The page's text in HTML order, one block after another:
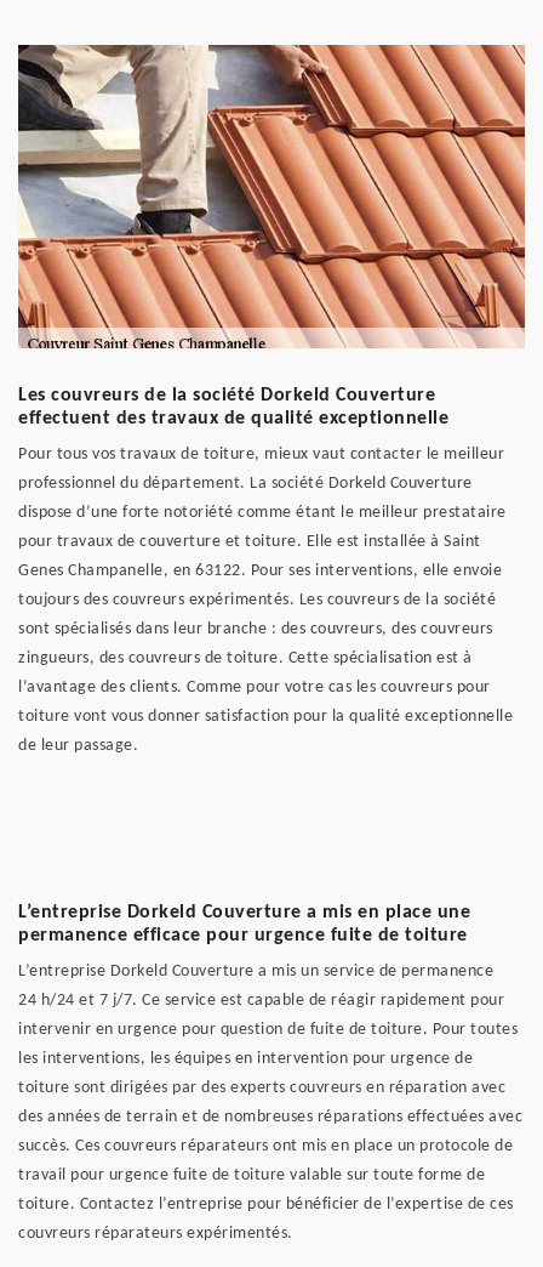
Les couvreurs de la société Dorkeld Couverture
effectuent des travaux de qualité exceptionnelle
Pour tous vos travaux de toiture, mieux vaut contacter le meilleur
professionnel du département. La société Dorkeld Couverture
dispose d’une forte notoriété comme étant le meilleur prestataire
pour travaux de couverture et toiture. Elle est installée à Saint
Genes Champanelle, en 63122. Pour ses interventions, elle envoie
toujours des couvreurs expérimentés. Les couvreurs de la société
sont spécialisés dans leur branche : des couvreurs, des couvreurs
zingueurs, des couvreurs de toiture. Cette spécialisation est à
l’avantage des clients. Comme pour votre cas les couvreurs pour
toiture vont vous donner satisfaction pour la qualité exceptionnelle
de leur passage.
L’entreprise Dorkeld Couverture a mis en place une
permanence efficace pour urgence fuite de toiture
L’entreprise Dorkeld Couverture a mis un service de permanence
24 h/24 et 7 j/7. Ce service est capable de réagir rapidement pour
intervenir en urgence pour question de fuite de toiture. Pour toutes
les interventions, les équipes en intervention pour urgence de
toiture sont dirigées par des experts couvreurs en réparation avec
des années de terrain et de nombreuses réparations effectuées avec
succès. Ces couvreurs réparateurs ont mis en place un protocole de
travail pour urgence fuite de toiture valable sur toute forme de
toiture. Contactez l’entreprise pour bénéficier de l’expertise de ces
couvreurs réparateurs expérimentés.